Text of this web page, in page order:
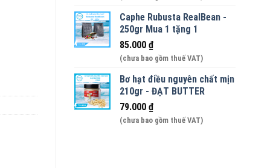
số lượng
Caphe Rubusta RealBean -
250gr Mua 1 tặng 1
85.000 ₫
(chưa bao gồm thuế VAT)
Bơ hạt điều nguyên chất mịn
210gr - ĐẠT BUTTER
79.000 ₫
(chưa bao gồm thuế VAT)